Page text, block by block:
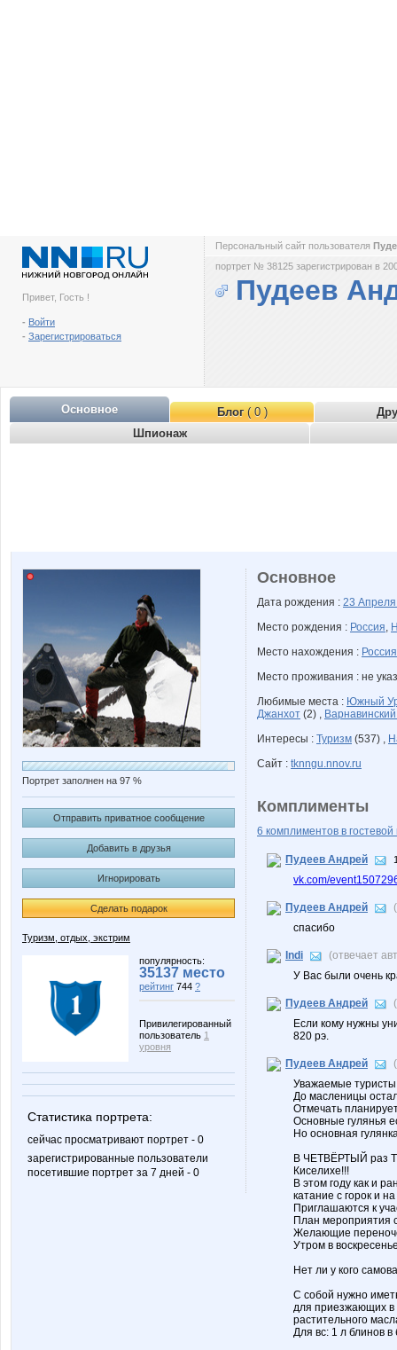
Привет, Гость !
- Войти
- Зарегистрироваться
Персональный сайт пользователя
портрет № 38125 зарегистрирован в
Пудеев
Основное Блог( 0 )
Шпионаж
Портрет заполнен на 97 %
Отправить приватное сообщение
Добавить в друзья
Игнорировать
Сделать подарок
Туризм, отдых, экстрим
популярность:
35137 место
рейтинг 744 ?
Привилегированный
пользователь 1
уровня
Статистика портрета:
сейчас просматривают портрет - 0
зарегистрированные пользователи
посетившие портрет за 7 дней - 0
Основное
Дата рождения : 23
Место рождения : Россия,
Место нахождения : Россия
Место проживания : не
Любимые места : Южный
Джанхот (2) ,
Интересы : Туризм (537) ,
Сайт : tknngu.nnov.ru
Комплименты
6 комплиментов в гостевой
Пудеев Андрей
vk.com/
Пудеев Андрей
спасибо
Indi
(отвечает
У Вас были очень
Пудеев Андрей
Если кому нужны
820 рэ.
Пудеев Андрей
Уважаемые
До масленицы
Отмечать
Основные гулянья
Но основная
В ЧЕТВЁРТЫЙ раз
Киселихе!!!
В этом году как и
катание с горок и
Приглашаются к
План мероприятия
Желающие
Утром в
Нет ли у кого
С собой нужно
для приезжающих в
растительного
Для вс: 1 л блинов в